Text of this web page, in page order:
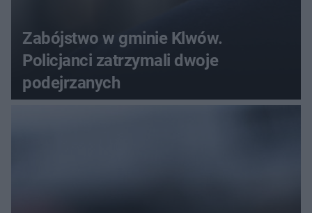
Zabójstwo w gminie Klwów.
Policjanci zatrzymali dwoje
podejrzanych